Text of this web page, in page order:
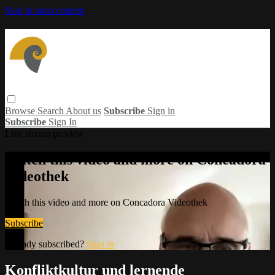
Skip to main content
Browse Search About us Subscribe Sign in
Subscribe Sign In
Watch this video and more on Concadora
Videothek
Watch this video and more on Concadora Videothek
Subscribe
Already subscribed? Sign in
Konfliktkultur und lernende